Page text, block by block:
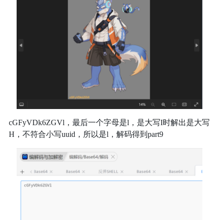
cGFyVDk6ZGVl，最后一个字母是l，是大写I时解出是大写
H，不符合小写uuid，所以是l，解码得到part9